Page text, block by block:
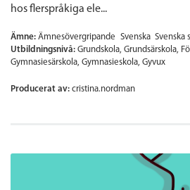
hos flerspråkiga ele...
Ämne: Ämnesövergripande Svenska Svenska
Utbildningsnivå: Grundskola Grundsärskola
Gymnasiesärskola Gymnasieskola Gyvux
Producerat av: cristina.nordman